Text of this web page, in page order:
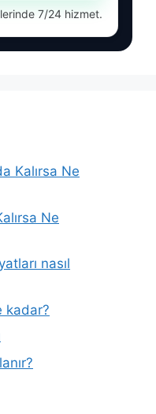
7/24 hizmet.
Kalırsa Ne
Ne
nasıl
kadar?